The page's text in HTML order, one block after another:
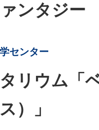
ンタジー
センター
リウム「
）」